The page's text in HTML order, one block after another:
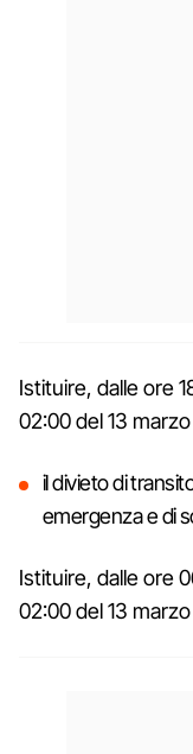
Istituire, dalle ore
02:00 del 13
il divieto di
emergenza e di
Istituire, dalle ore
02:00 del 13